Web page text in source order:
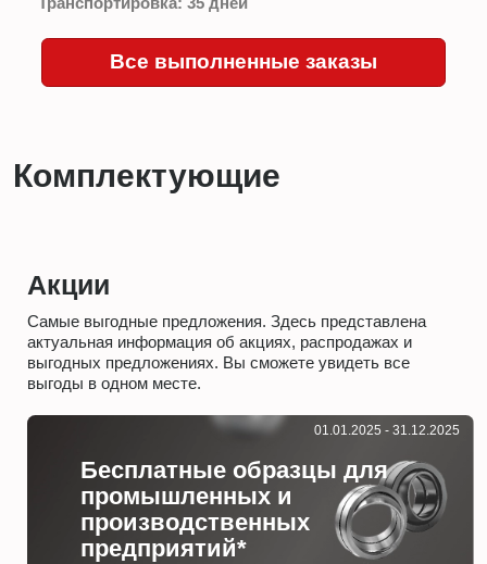
Все выполненные заказы
Комплектующие
Акции
Самые выгодные предложения. Здесь представлена
актуальная информация об акциях, распродажах и
выгодных предложениях. Вы сможете увидеть все
выгоды в одном месте.
Бесплатные образцы для
промышленных и
производственных
предприятий*
01.01.2025 - 31.12.2025